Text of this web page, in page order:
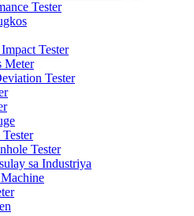
Tester
Tester
Meter
Tester
Tester
sa Industriya